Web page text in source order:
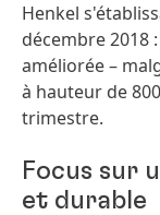
Henkel
décembre 2018
améliorée –
à hauteur de
trimestre.
Focus sur
et durable